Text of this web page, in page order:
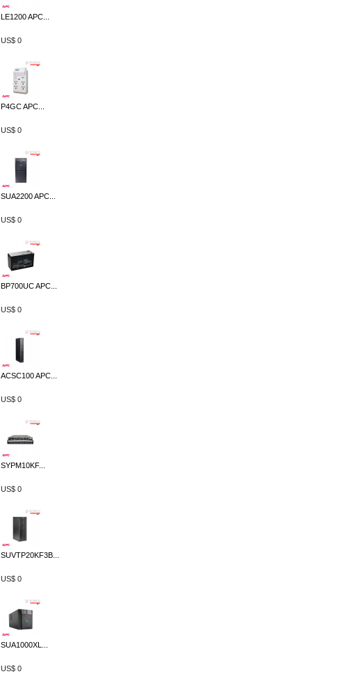
LE1200 APC...
US$ 0
P4GC APC...
US$ 0
SUA2200 APC...
US$ 0
BP700UC APC...
US$ 0
ACSC100 APC...
US$ 0
SYPM10KF...
US$ 0
SUVTP20KF3B...
US$ 0
SUA1000XL...
US$ 0